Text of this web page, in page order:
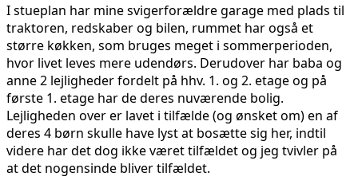
I stueplan har mine svigerforældre garage med plads til
traktoren, redskaber og bilen, rummet har også et
større køkken, som bruges meget i sommerperioden,
hvor livet leves mere udendørs. Derudover har baba og
anne 2 lejligheder fordelt på hhv. 1. og 2. etage og på
første 1. etage har de deres nuværende bolig.
Lejligheden over er lavet i tilfælde (og ønsket om) en af
deres 4 børn skulle have lyst at bosætte sig her, indtil
videre har det dog ikke været tilfældet og jeg tvivler på
at det nogensinde bliver tilfældet.